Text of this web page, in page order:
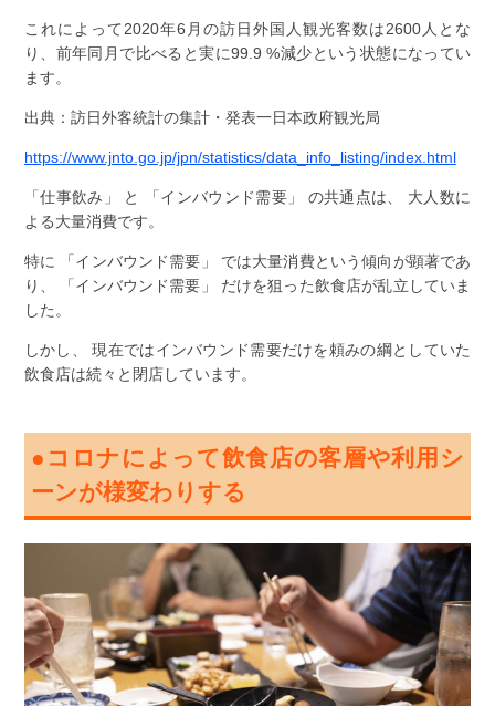
これによって2020年6月の訪日外国人観光客数は2600人とな
り、前年同月で比べると実に99.9 %減少という状態になってい
ます。
出典：訪日外客統計の集計・発表一日本政府観光局
https://www.jnto.go.jp/jpn/statistics/data_info_listing/index.html
「仕事飲み」 と 「インバウンド需要」 の共通点は、 大人数に
よる大量消費です。
特に 「インバウンド需要」 では大量消費という傾向が顕著であ
り、 「インバウンド需要」 だけを狙った飲食店が乱立していま
した。
しかし、 現在ではインバウンド需要だけを頼みの綱としていた
飲食店は続々と閉店しています。
●コロナによって飲食店の客層や利用シ
ーンが様変わりする